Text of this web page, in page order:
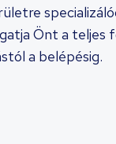
Önt a teljes
a belépésig.